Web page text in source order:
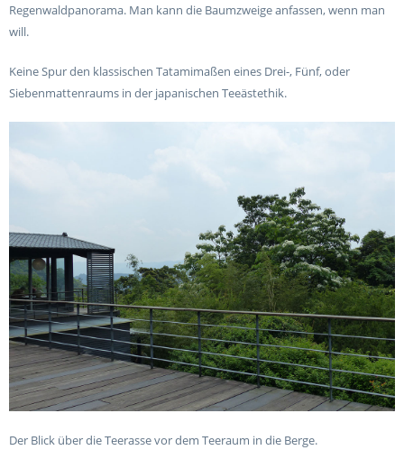
Regenwaldpanorama. Man kann die Baumzweige anfassen, wenn man
will.
Keine Spur den klassischen Tatamimaßen eines Drei-, Fünf, oder
Siebenmattenraums in der japanischen Teeästethik.
Der Blick über die Teerasse vor dem Teeraum in die Berge.